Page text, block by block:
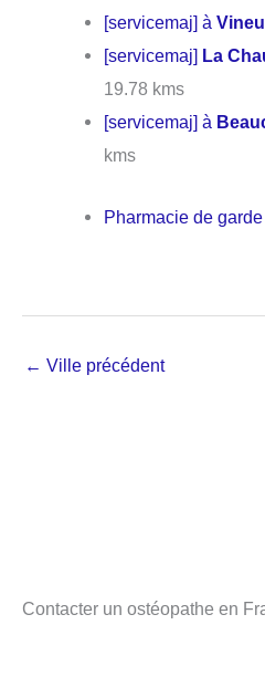
[servicemaj] à
[servicemaj] La
19.78 kms
[servicemaj] à
kms
Pharmacie de
← Ville précédent
Contacter un ostéopathe en